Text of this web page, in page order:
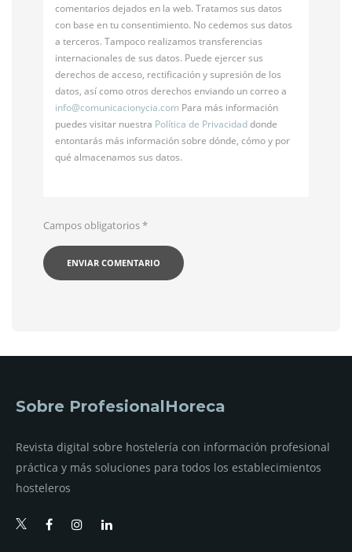
comentarios dejados en la web. Tratamos sus datos
con base en tu consentimiento. No cedemos sus datos
a terceros. Tampoco realizamos transferencias
internacionales de sus datos. Puede ejercer sus
derechos de acceso, rectificación y supresión de los
datos, así como otros derechos enviando un correo a
info@comunicacionycia.com Para más información
puedes visitar nuestra Política de Privacidaddonde
entontarás más información sobre dónde, cómo y por
qué almacenamos sus datos.
Campos obligatorios*
Sobre ProfesionalHoreca
Revista digital sobre hostelería con información profesional
práctica y más soluciones para todos los establecimientos
hosteleros